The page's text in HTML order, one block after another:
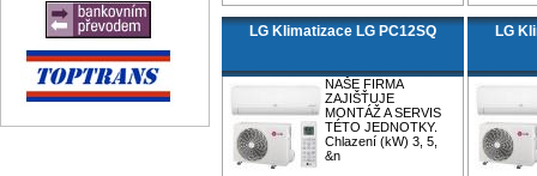
LG Klimatizace LG PC12SQ
NAŠE FIRMA
ZAJIŠŤUJE
MONTÁŽ A SERVIS
TÉTO JEDNOTKY.
Chlazení (kW) 3, 5,
&n
LG